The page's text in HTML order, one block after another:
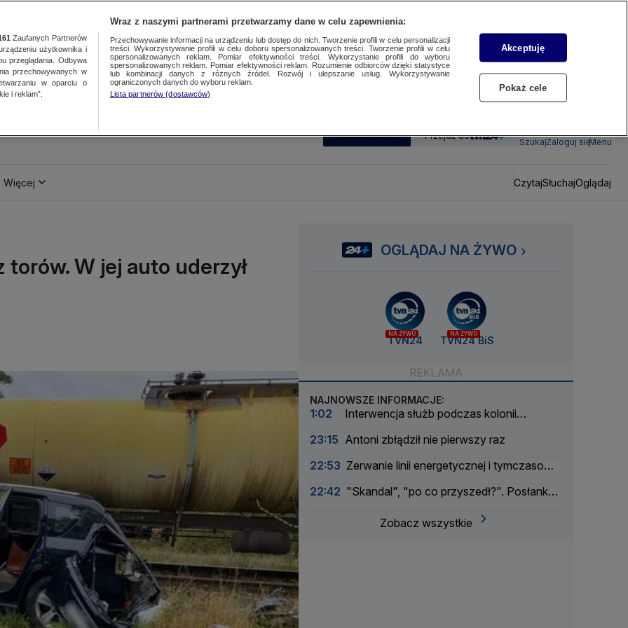
SUBSKRYBUJ Przejdź do
SzukajZaloguj sięMenu
Więcej CzytajSłuchajOglądaj
torów. W jej auto uderzył
OGLĄDAJ NA ŻYWO
NA ŻYWO
TVN24
NA ŻYWO
TVN24 BiS
NAJNOWSZE INFORMACJE:
1:02
Interwencja służb podczas kolonii
23:15 Antoni zbłądził nie pierwszy raz
22:53 Zerwanie linii energetycznej i tymczasowa
Wojskowa
22:42 "Skandal", "po co przyszedł?". Posłanka
Zobacz wszystkie
Zaufanych Partnerów
użytkownika i
przeglądania. Odbywa
przechowywanych w
w oparciu o
i reklam”.
Wraz z naszymi partnerami przetwarzamy dane w celu zapewnienia:
Przechowywanie informacji na urządzeniu lub dostęp do nich. Tworzenie profili w celu personalizacji
treści. Wykorzystywanie profili w celu doboru spersonalizowanych treści. Tworzenie profili w celu
spersonalizowanych reklam. Pomiar efektywności treści. Wykorzystanie profili do wyboru
spersonalizowanych reklam. Pomiar efektywności reklam. Rozumienie odbiorców dzięki statystyce
lub kombinacji danych z różnych źródeł. Rozwój i ulepszanie usług. Wykorzystywanie
ograniczonych danych do wyboru reklam.
Lista partnerów (dostawców)
Akceptuję
Pokaż cele